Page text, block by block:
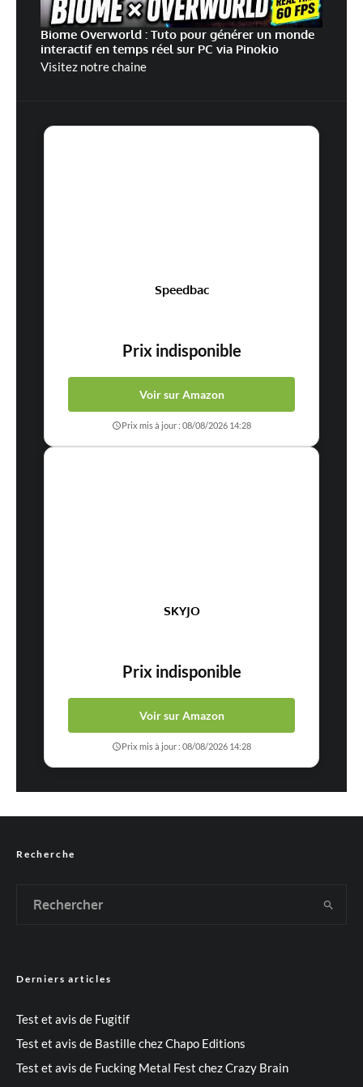
Biome Overworld : Tuto pour générer un monde
interactif en temps réel sur PC via Pinokio
Visitez notre chaine
Speedbac
Prix indisponible
Voir sur Amazon
Prix mis à jour : 08/08/2026 14:28
SKYJO
Prix indisponible
Voir sur Amazon
Prix mis à jour : 08/08/2026 14:28
Recherche
Derniers articles
Test et avis de Fugitif
Test et avis de Bastille chez Chapo Editions
Test et avis de Fucking Metal Fest chez Crazy Brain